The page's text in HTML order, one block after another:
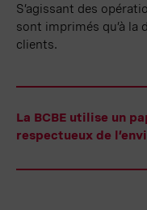
S’agissant des
sont imprimés qu’à la
clients.
La BCBE utilise un
respectueux de